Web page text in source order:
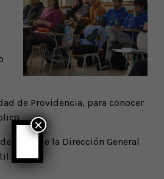
de Providencia, para conocer
de la Dirección General
×